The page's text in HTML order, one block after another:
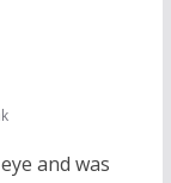
and was